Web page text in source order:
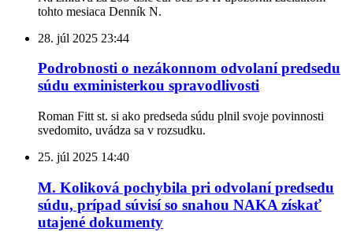
tohto mesiaca Denník N.
28. júl 2025 23:44
Podrobnosti o nezákonnom odvolaní predsedu
súdu exministerkou spravodlivosti
Roman Fitt st. si ako predseda súdu plnil svoje povinnosti
svedomito, uvádza sa v rozsudku.
25. júl 2025 14:40
M. Koliková pochybila pri odvolaní predsedu
súdu, prípad súvisí so snahou NAKA získať
utajené dokumenty